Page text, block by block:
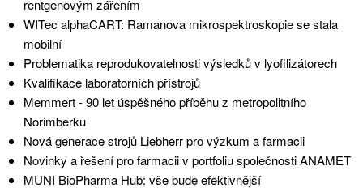
rentgenovým zářením
WITec alphaCART: Ramanova mikrospektroskopie se stala
mobilní
Problematika reprodukovatelnosti výsledků v lyofilizátorech
Kvalifikace laboratorních přístrojů
Memmert - 90 let úspěšného příběhu z metropolitního
Norimberku
Nová generace strojů Liebherr pro výzkum a farmacii
Novinky a řešení pro farmacii v portfoliu společnosti ANAMET
MUNI BioPharma Hub: vše bude efektivnější